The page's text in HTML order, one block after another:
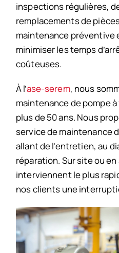
inspections régulières,
remplacements de
maintenance préventive
minimiser les temps
coûteuses.
À l’ase-serem, nous
maintenance de pompe
plus de 50 ans. Nous
service de maintenance
allant de l’entretien, au
réparation. Sur site ou
interviennent le plus
nos clients une